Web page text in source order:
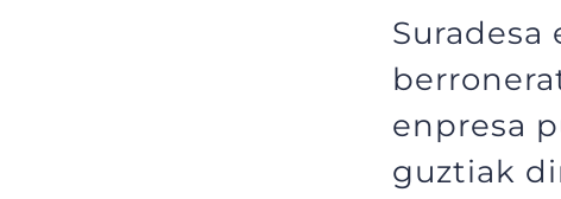
enpresa
guztiak